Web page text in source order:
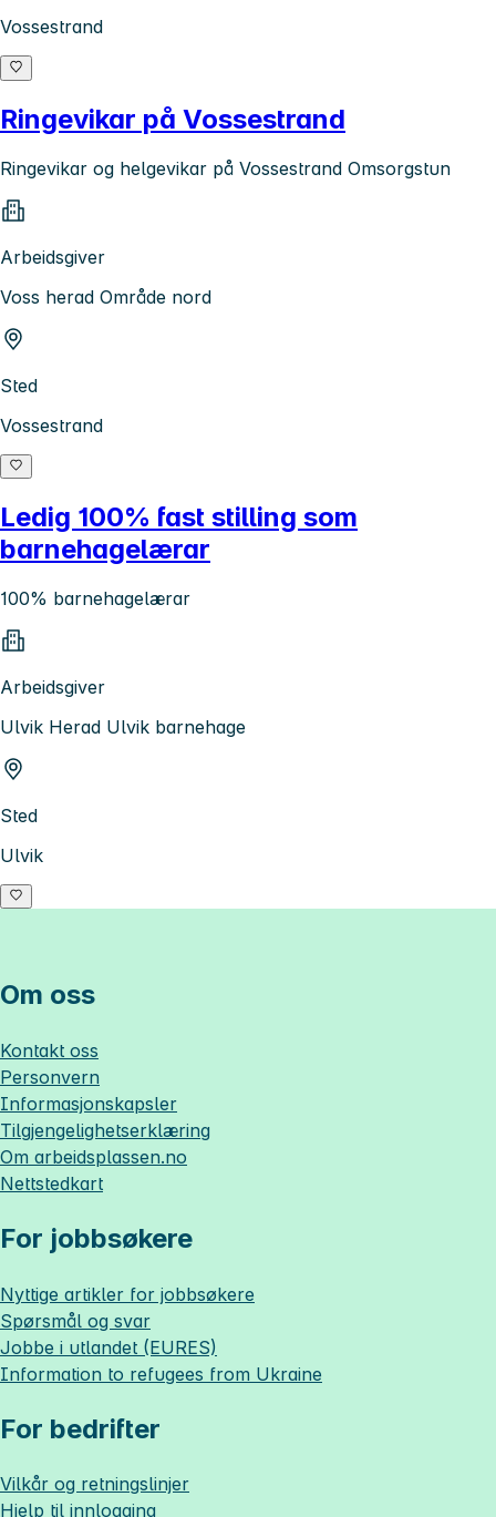
Vossestrand
Ringevikar på Vossestrand
Ringevikar og helgevikar på Vossestrand Omsorgstun
Arbeidsgiver
Voss herad Område nord
Sted
Vossestrand
Ledig 100% fast stilling som
barnehagelærar
100% barnehagelærar
Arbeidsgiver
Ulvik Herad Ulvik barnehage
Sted
Ulvik
Om oss
Kontakt oss
Personvern
Informasjonskapsler
Tilgjengelighetserklæring
Om arbeidsplassen.no
Nettstedkart
For jobbsøkere
Nyttige artikler for jobbsøkere
Spørsmål og svar
Jobbe i utlandet (EURES)
Information to refugees from Ukraine
For bedrifter
Vilkår og retningslinjer
Hjelp til innlogging